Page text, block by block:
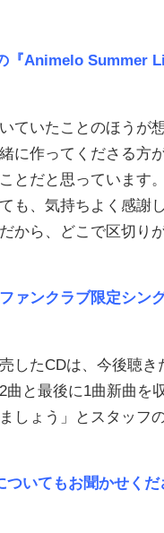
Animelo Summer
ていたことのほうが
に作ってくださる方
とだと思っています
も、気持ちよく感謝
から、どこで区切り
ンクラブ限定シン
したCDは、今後聴き
曲と最後に1曲新曲を
しょう」とスタッフ
いてもお聞かせく